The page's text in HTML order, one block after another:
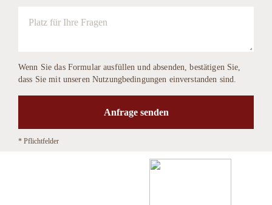
Wenn Sie das Formular ausfüllen und absenden, bestätigen Sie,
dass Sie mit unseren Nutzungbedingungen einverstanden sind.
* Pflichtfelder